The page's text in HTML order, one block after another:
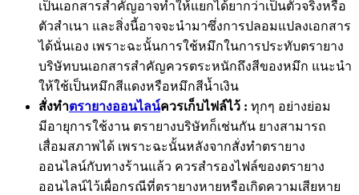
เป็นเอกสารสำคัญอาจทำให้แยกได้ยากว่าเป็นตัวจริงหรือ
ตัวสำเนา และสิ่งนี้อาจจะนำมาซึ่งการปลอมแปลงเอกสาร
ได้นั่นเอง เพราะฉะนั้นการใช้หมึกในการประทับตรายาง
บริษัทบนเอกสารสำคัญควรตระหนักถึงสีของหมึก แนะนำ
ให้ใช้เป็นหมึกสีแดงหรือหมึกสีน้ำเงิน
สั่งทำตรายางออนไลน์ควรเก็บไฟล์ไว้ : ทุกๆ อย่างย่อม
มีอายุการใช้งาน ตรายางบริษัทก็เช่นกัน ยางสามารถ
เสื่อมสภาพได้ เพราะฉะนั้นหลังจากสั่งทำตรายาง
ออนไลน์กับทางร้านแล้ว ควรสำรองไฟล์ของตรายาง
ออนไลน์ไว้เผื่อกรณีที่ตรายางหายหรือเกิดความเสียหาย